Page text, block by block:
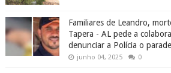
Familiares de Leandro,
Tapera - AL pede a
denunciar a Polícia o
junho 04, 2025 0